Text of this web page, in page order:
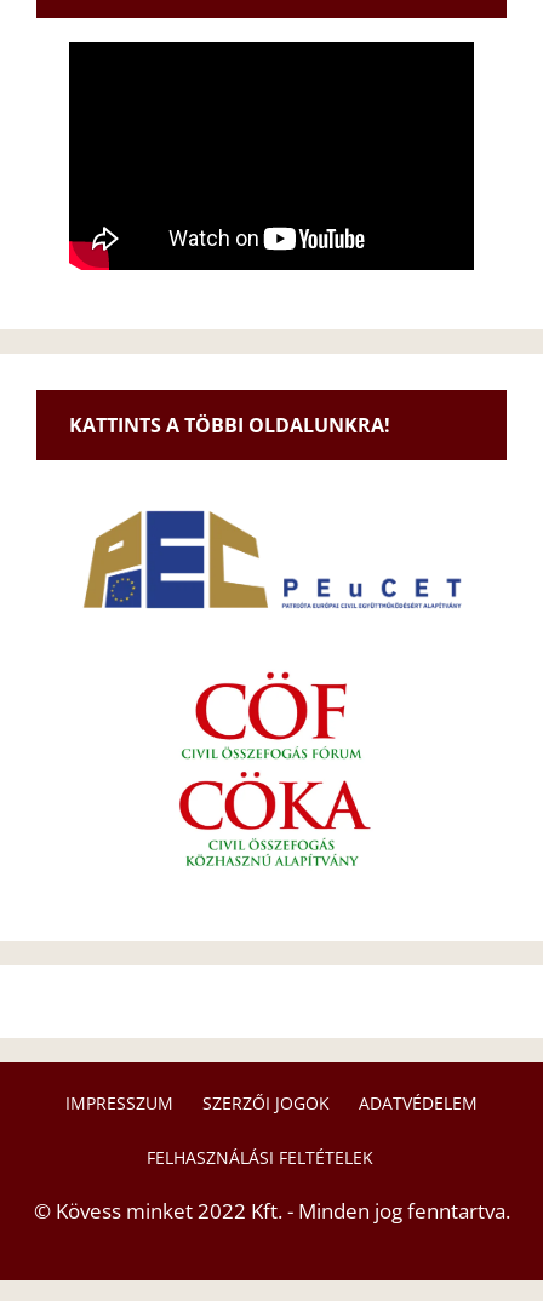
KATTINTS A TÖBBI OLDALUNKRA!
IMPRESSZUM SZERZŐI JOGOK ADATVÉDELEM
FELHASZNÁLÁSI FELTÉTELEK
© Kövess minket 2022 Kft. - Minden jog fenntartva.